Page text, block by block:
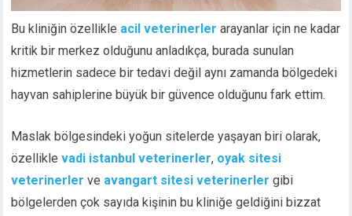
Bu kliniğin özellikle acil veterinerler arayanlar için ne kadar
kritik bir merkez olduğunu anladıkça, burada sunulan
hizmetlerin sadece bir tedavi değil aynı zamanda bölgedeki
hayvan sahiplerine büyük bir güvence olduğunu fark ettim.
Maslak bölgesindeki yoğun sitelerde yaşayan biri olarak,
özelliklevadi istanbul veterinerler, oyak sitesi
veterinerler ve avangart sitesi veterinerler gibi
bölgelerden çok sayıda kişinin bu kliniğe geldiğini bizzat